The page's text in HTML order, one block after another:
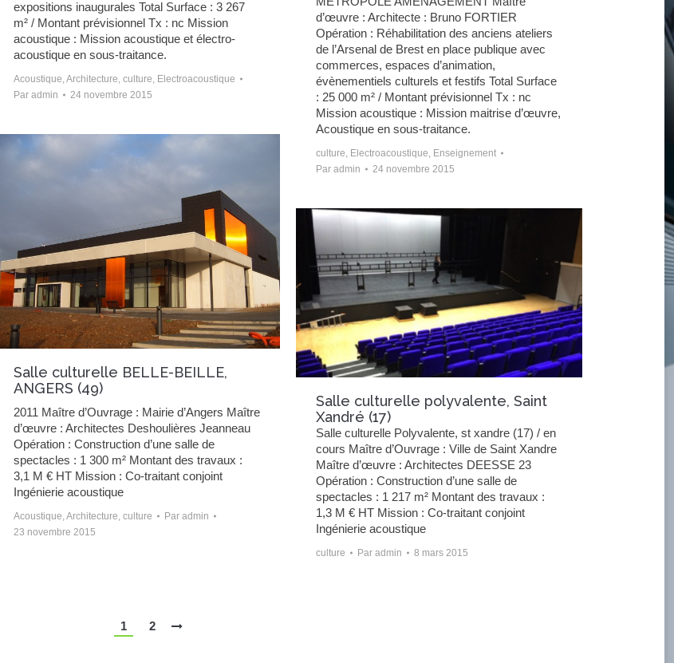
expositions inaugurales Total Surface : 3 267
m² / Montant prévisionnel Tx : nc Mission
acoustique : Mission acoustique et électro-
acoustique en sous-traitance.
Acoustique Architecture culture Electroacoustique
Par admin 24 novembre 2015
d’œuvre : Architecte : Bruno FORTIER
Opération : Réhabilitation des anciens ateliers
de l’Arsenal de Brest en place publique avec
commerces, espaces d’animation,
évènementiels culturels et festifs Total Surface
: 25 000 m² / Montant prévisionnel Tx : nc
Mission acoustique : Mission maitrise d’œuvre,
Acoustique en sous-traitance.
culture Electroacoustique Enseignement
Par admin 24 novembre 2015
Salle culturelle BELLE-BEILLE,
ANGERS (49)
2011 Maître d’Ouvrage : Mairie d’Angers Maître
d’œuvre : Architectes Deshoulières Jeanneau
Opération : Construction d’une salle de
spectacles : 1 300 m² Montant des travaux :
3,1 M € HT Mission : Co-traitant conjoint
Ingénierie acoustique
Acoustique,Architecture, culture Par admin
23 novembre 2015
Salle culturelle polyvalente, Saint
Xandré (17)
Salle culturelle Polyvalente, st xandre (17) / en
cours Maître d’Ouvrage : Ville de Saint Xandre
Maître d’œuvre : Architectes DEESSE 23
Opération : Construction d’une salle de
spectacles : 1 217 m² Montant des travaux :
1,3 M € HT Mission : Co-traitant conjoint
Ingénierie acoustique
culture Par admin 8 mars 2015
1 2